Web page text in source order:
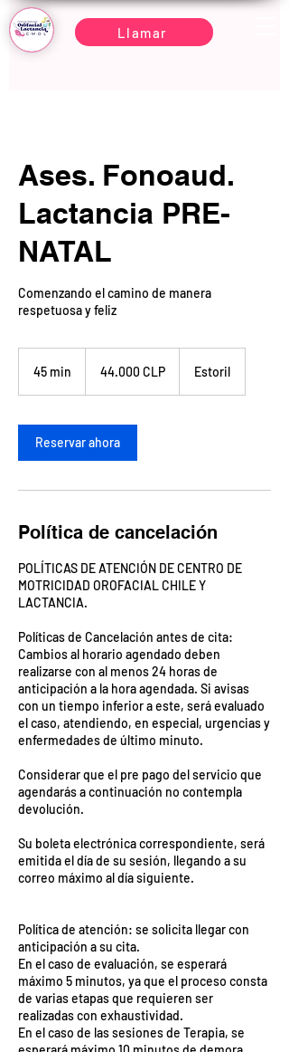
Llamar
Ases. Fonoaud.
Lactancia PRE-
NATAL
Comenzando el camino de manera
respetuosa y feliz
45 min
m
i
n
chilenos
44.000 CLP Estoril
Reservar ahora
Política de cancelación
POLÍTICAS DE ATENCIÓN DE CENTRO DE
MOTRICIDAD OROFACIAL CHILE Y
LACTANCIA.
Políticas de Cancelación antes de cita:
Cambios al horario agendado deben
realizarse con al menos 24 horas de
anticipación a la hora agendada. Si avisas
con un tiempo inferior a este, será evaluado
el caso, atendiendo, en especial, urgencias y
enfermedades de último minuto.
Considerar que el pre pago del servicio que
agendarás a continuación no contempla
devolución.
Su boleta electrónica correspondiente, será
emitida el día de su sesión, llegando a su
correo máximo al día siguiente.
Política de atención: se solicita llegar con
anticipación a su cita.
En el caso de evaluación, se esperará
máximo 5 minutos, ya que el proceso consta
de varias etapas que requieren ser
realizadas con exhaustividad.
En el caso de las sesiones de Terapia, se